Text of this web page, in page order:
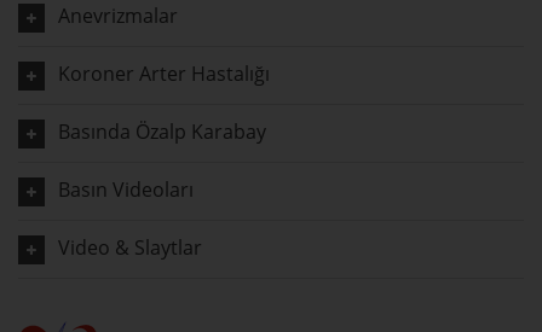
Anevrizmalar
Koroner Arter Hastalığı
Basında Özalp Karabay
Basın Videoları
Video & Slaytlar